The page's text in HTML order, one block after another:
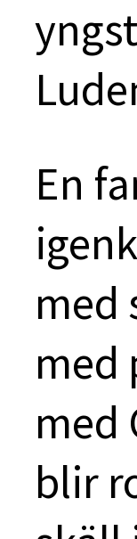
En
med
med
med
blir